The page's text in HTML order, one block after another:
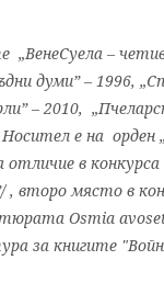
„ВенеСуела –
думи” – 1996,
– 2010,
е на орден
в
, второ място в
Osmia
за книгите